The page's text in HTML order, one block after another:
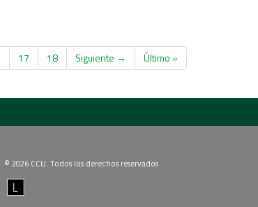
17 18 Siguiente → Último »
© 2026 CCU. Todos los derechos reservados